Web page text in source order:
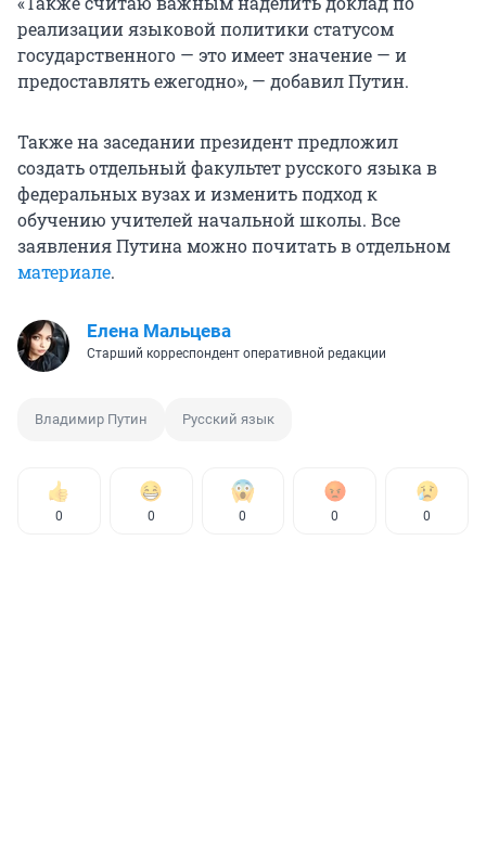
реализации языковой политики статусом
государственного — это имеет значение — и
предоставлять ежегодно», — добавил Путин.
Также на заседании президент предложил
создать отдельный факультет русского языка в
федеральных вузах и изменить подход к
обучению учителей начальной школы. Все
заявления Путина можно почитать в отдельном
материале.
Елена Мальцева
Старший корреспондент оперативной редакции
Владимир Путин Русский язык
0 0 0 0 0